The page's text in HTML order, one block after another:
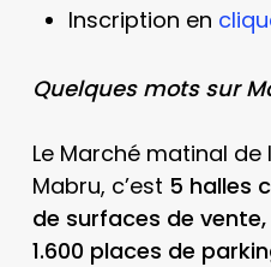
Inscription en
Quelques mots sur
Le Marché matinal de
Mabru, c’est 5 halles
de surfaces de vente,
1.600 places de